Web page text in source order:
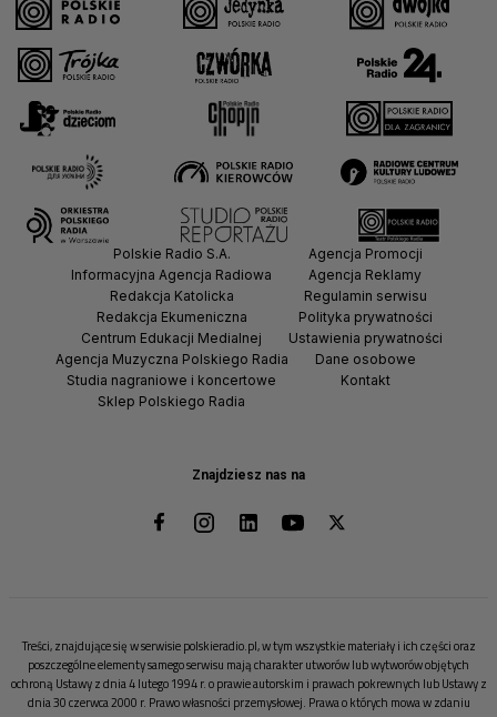
Znajdziesz nas na
Polskie Radio S.A.
Informacyjna Agencja Radiowa
Redakcja Katolicka
Redakcja Ekumeniczna
Centrum Edukacji Medialnej
Agencja Muzyczna Polskiego Radia
Studia nagraniowe i koncertowe
Sklep Polskiego Radia
Agencja Promocji
Agencja Reklamy
Regulamin serwisu
Polityka prywatności
Ustawienia prywatności
Dane osobowe
Kontakt
Treści, znajdujące się w serwisie polskieradio.pl, w tym wszystkie materiały i ich części oraz
poszczególne elementy samego serwisu mają charakter utworów lub wytworów objętych
ochroną Ustawy z dnia 4 lutego 1994 r. o prawie autorskim i prawach pokrewnych lub Ustawy z
dnia 30 czerwca 2000 r. Prawo własności przemysłowej. Prawa o których mowa w zdaniu